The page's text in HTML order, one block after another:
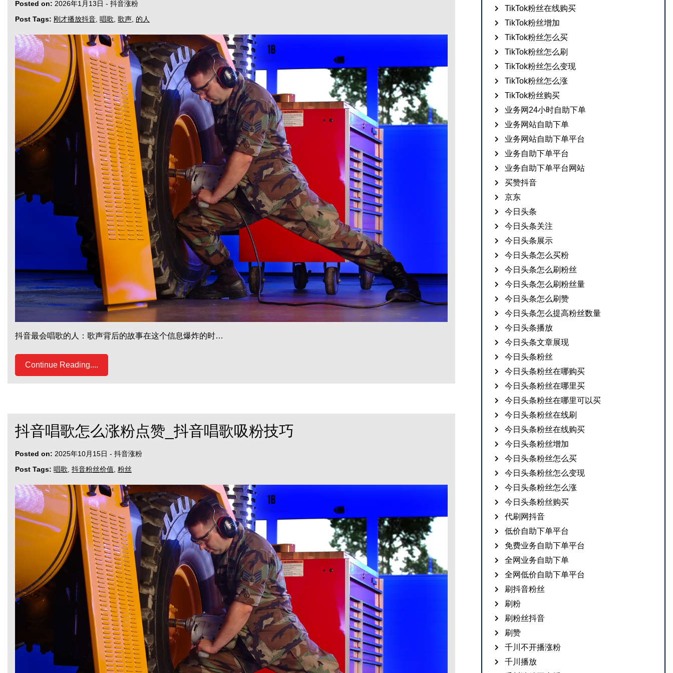
Posted on: 2026年1月13日 - 抖音涨粉
Post Tags: 刚才播放抖音 唱歌 歌声 的人
抖音最会唱歌的人：歌声背后的故事在这个信息爆炸的时…
Continue Reading....
抖音唱歌怎么涨粉点赞_抖音唱歌吸粉技巧
Posted on: 2025年10月15日 - 抖音涨粉
Post Tags: 唱歌 抖音粉丝价值 粉丝
TikTok粉丝在线购买
TikTok粉丝增加
TikTok粉丝怎么买
TikTok粉丝怎么刷
TikTok粉丝怎么变现
TikTok粉丝怎么涨
TikTok粉丝购买
业务网24小时自助下单
业务网站自助下单
业务网站自助下单平台
业务自助下单平台
业务自助下单平台网站
买赞抖音
京东
今日头条
今日头条关注
今日头条展示
今日头条怎么买粉
今日头条怎么刷粉丝
今日头条怎么刷粉丝量
今日头条怎么刷赞
今日头条怎么提高粉丝数量
今日头条播放
今日头条文章展现
今日头条粉丝
今日头条粉丝在哪购买
今日头条粉丝在哪里买
今日头条粉丝在哪里可以买
今日头条粉丝在线刷
今日头条粉丝在线购买
今日头条粉丝增加
今日头条粉丝怎么买
今日头条粉丝怎么变现
今日头条粉丝怎么涨
今日头条粉丝购买
代刷网抖音
低价自助下单平台
免费业务自助下单平台
全网业务自助下单
全网低价自助下单平台
刷抖音粉丝
刷粉
刷粉丝抖音
刷赞
千川不开播涨粉
千川播放